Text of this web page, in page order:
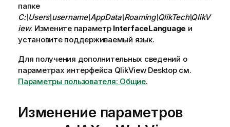
папке
C:\Users\username\AppData\Roaming\QlikTech\QlikV
iew. Измените параметр InterfaceLanguage и
установите поддерживаемый язык.
Для получения дополнительных сведений о
параметрах интерфейса QlikView Desktopсм.
Параметры пользователя: Общие.
Изменение параметров